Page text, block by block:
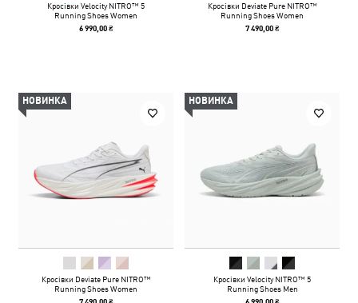
Кросівки Velocity NITRO™ 5
Running Shoes Women
6 990,00 ₴
Кросівки Deviate Pure NITRO™
Running Shoes Women
7 490,00 ₴
НОВИНКА
Кросівки Deviate Pure NITRO™
Running Shoes Women
НОВИНКА
Кросівки Velocity NITRO™ 5
Running Shoes Men